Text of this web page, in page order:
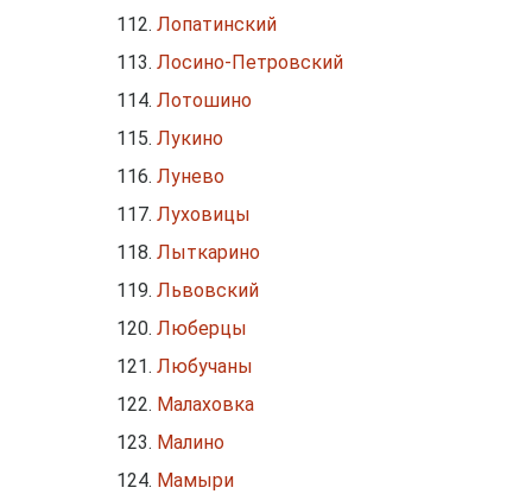
Лопатинский
Лосино-Петровский
Лотошино
Лукино
Лунево
Луховицы
Лыткарино
Львовский
Люберцы
Любучаны
Малаховка
Малино
Мамыри